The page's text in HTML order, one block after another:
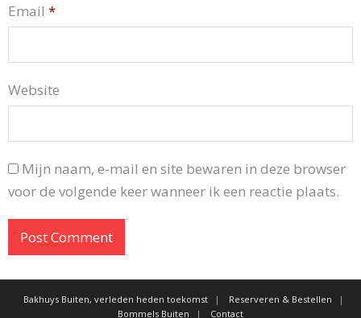
Email *
Website
Mijn naam, e-mail en site bewaren in deze browser
voor de volgende keer wanneer ik een reactie plaats.
Bakhuys Buiten, verleden heden toekomst
Reserveren & Bestellen
Bommels Buiten
Contact